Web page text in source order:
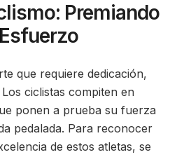
Premiando
que requiere dedicación,
ciclistas compiten en
ponen a prueba su fuerza
pedalada. Para reconocer
de estos atletas, se